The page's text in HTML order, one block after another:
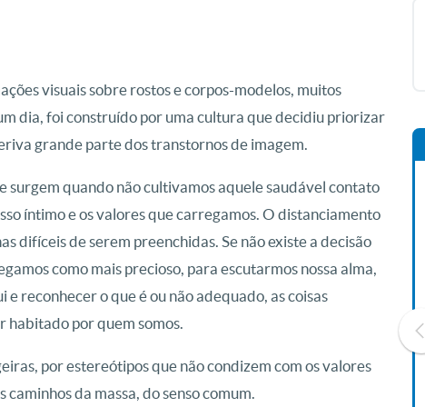
visuais sobre rostos e corpos-modelos, muitos
dia, foi construído por uma cultura que decidiu priorizar
grande parte dos transtornos de imagem.
quando não cultivamos aquele saudável contato
íntimo e os valores que carregamos. O distanciamento
difíceis de serem preenchidas. Se não existe a decisão
como mais precioso, para escutarmos nossa alma,
reconhecer o que é ou não adequado, as coisas
habitado por quem somos.
por estereótipos que não condizem com os valores
da massa, do senso comum.